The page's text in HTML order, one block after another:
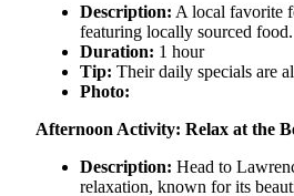
Description: A local favorite
featuring locally sourced food.
Duration: 1 hour
Tip: Their daily specials are
Photo:
Afternoon Activity: Relax at the
Description: Head to
relaxation, known for its